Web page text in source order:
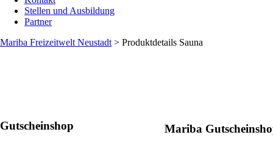
Stellen und Ausbildung
Partner
Mariba Freizeitwelt Neustadt > Produktdetails Sauna
Gutscheinshop Mariba